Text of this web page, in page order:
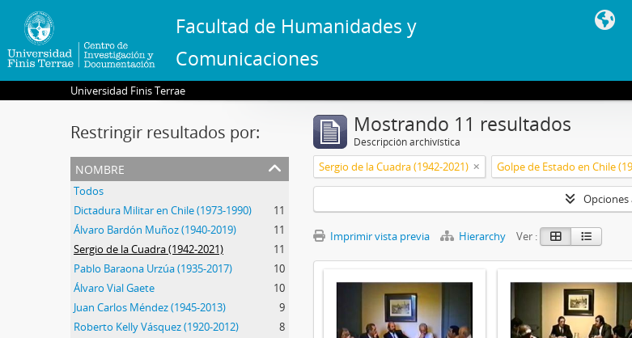
Facultad de Humanidades y
Comunicaciones
Universidad Finis Terrae
Restringir resultados por:
nombre
Todos
Dictadura Militar en Chile (1973-1990)
11
Álvaro Bardón Muñoz (1940-2019)
11
Sergio de la Cuadra (1942-2021)
11
Pablo Baraona Urzúa (1935-2017)
10
Álvaro Vial Gaete
10
Juan Carlos Méndez (1945-2013)
9
Roberto Kelly Vásquez (1920-2012)
8
Mostrando 11 resultados
Descripción archivística
Sergio de la Cuadra (1942-2021) Golpe de Estado en Chile
Opciones
Imprimir vista previa Hierarchy Ver :